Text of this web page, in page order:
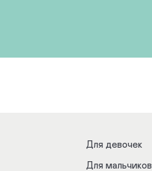
Для девочек
Для мальчиков